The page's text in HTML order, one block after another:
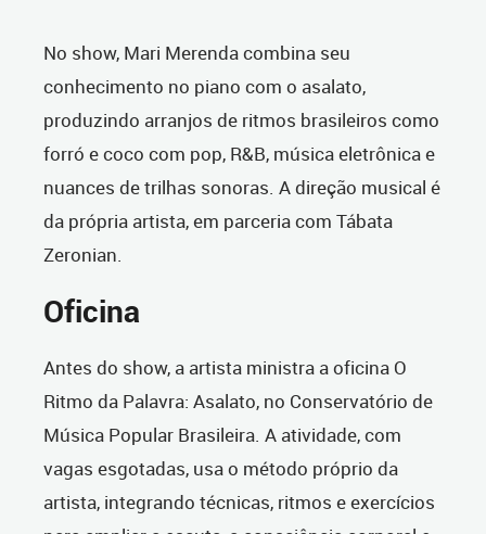
No show, Mari Merenda combina seu
conhecimento no piano com o asalato,
produzindo arranjos de ritmos brasileiros como
forró e coco com pop, R&B, música eletrônica e
nuances de trilhas sonoras. A direção musical é
da própria artista, em parceria com Tábata
Zeronian.
Oficina
Antes do show, a artista ministra a oficina O
Ritmo da Palavra: Asalato, no Conservatório de
Música Popular Brasileira. A atividade, com
vagas esgotadas, usa o método próprio da
artista, integrando técnicas, ritmos e exercícios